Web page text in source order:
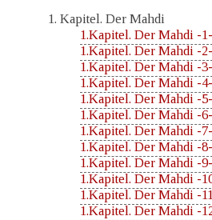
1. Kapitel. Der Mahdi
1.Kapitel. Der Mahdi -1-
1.Kapitel. Der Mahdi -2-
1.Kapitel. Der Mahdi -3-
1.Kapitel. Der Mahdi -4-
1.Kapitel. Der Mahdi -5-
1.Kapitel. Der Mahdi -6-
1.Kapitel. Der Mahdi -7-
1.Kapitel. Der Mahdi -8-
1.Kapitel. Der Mahdi -9-
1.Kapitel. Der Mahdi -
1.Kapitel. Der Mahdi -
1.Kapitel. Der Mahdi -